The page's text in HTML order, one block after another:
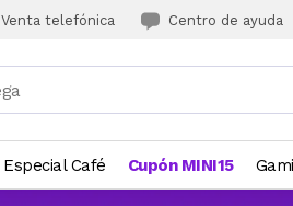
Venta telefónica Centro de ayuda
Especial Café Cupón MINI15